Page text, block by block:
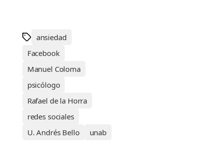
ansiedad
Facebook
Manuel Coloma
psicólogo
Rafael de la Horra
redes sociales
U. Andrés Bello
unab